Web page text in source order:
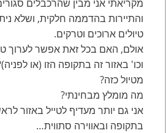
מקריאתי אני מבין שהרכבלים
והתיירות בהדממה חלקית, ושלא
טיולים ארוכים וטרקים.
אולם, האם בכל זאת אפשר לערוך
וכו' באזור זה בתקופה הזו (או
מטיול כזה?
מה מומלץ מבחינתי?
אני גם יותר מעדיף לטייל באזור
בתקופה ובאווירה סתווית…